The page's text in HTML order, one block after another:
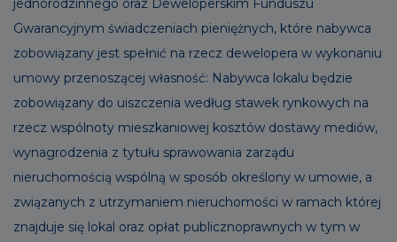
Gwarancyjnym świadczeniach pieniężnych, które nabywca
zobowiązany jest spełnić na rzecz dewelopera w wykonaniu
umowy przenoszącej własność: Nabywca lokalu będzie
zobowiązany do uiszczenia według stawek rynkowych na
rzecz wspólnoty mieszkaniowej kosztów dostawy mediów,
wynagrodzenia z tytułu sprawowania zarządu
nieruchomością wspólną w sposób określony w umowie, a
związanych z utrzymaniem nieruchomości w ramach której
znajduje się lokal oraz opłat publicznoprawnych w tym w